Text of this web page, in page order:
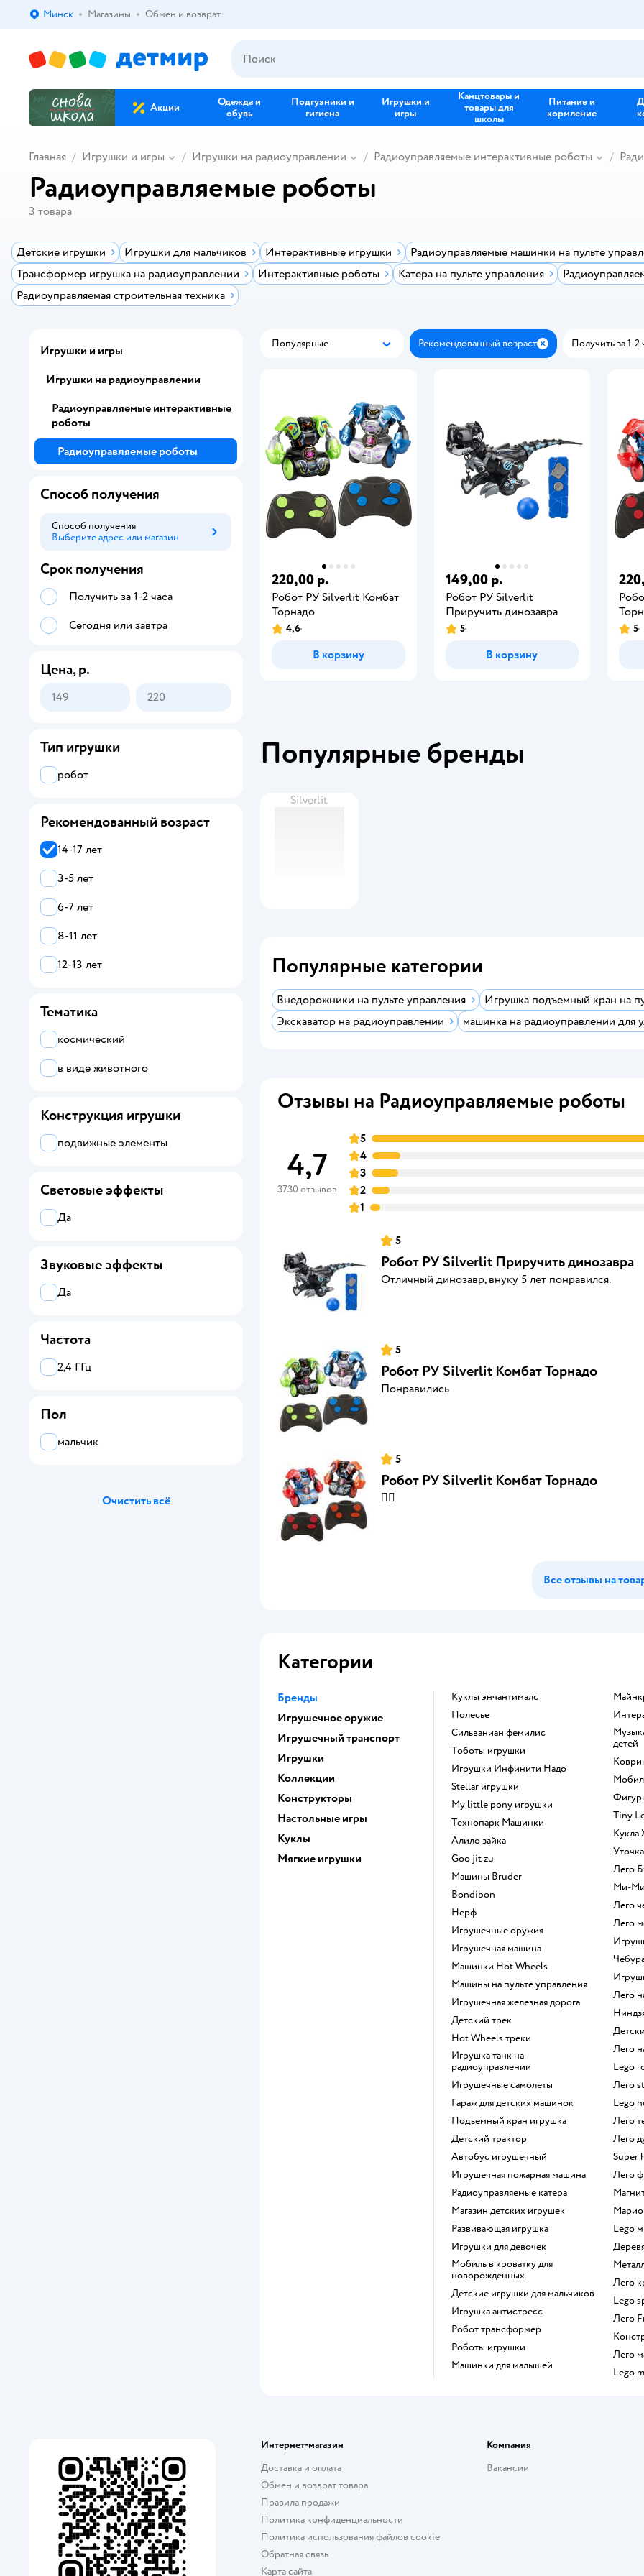
Выбор адреса доставки.
Минск Магазины Обмен и возврат
Акции
Одежда и
обувь
Подгузники и
гигиена
Игрушки и
игры
Канцтовары и
товары для
школы
Питание и
кормление
Главная Игрушки и игры Игрушки на радиоуправлении Радиоуправляемые интерактивные роботы
Радиоуправляемые роботы
3 товара
Детские игрушки Игрушки для мальчиков Интерактивные игрушки
Радиоуправляемые машинки на пульте
Трансформер игрушка на радиоуправлении
Интерактивные роботы Катера на пульте управления
Радиоуправляемая строительная техника
Популярные
Популярные Рекомендованный возраст ЗакрытьПолучить за 1-2
220,00 р.
Робот РУ Silverlit Комбат
Торнадо
4,6
В корзину
149,00 р.
Робот РУ Silverlit
Приручить динозавра
5
В корзину
5
Популярные бренды
Silverlit
Популярные категории
Внедорожники на пульте управления
Игрушка подъемный кран на
Экскаватор на радиоуправлении
машинка на радиоуправлении для
Отзывы на Радиоуправляемые роботы
4,7
3730 отзывов
5
4
3
2
1
5
Робот РУ Silverlit Приручить динозавра
Отличный динозавр, внуку 5 лет понравился.
5
Робот РУ Silverlit Комбат Торнадо
Понравились
5
Робот РУ Silverlit Комбат Торнадо
👍🏻
Все отзывы на
Категории
Бренды
Игрушечное оружие
Игрушечный транспорт
Игрушки
Коллекции
Конструкторы
Настольные игры
Куклы
Мягкие игрушки
Куклы энчантималс
Полесье
Сильваниан фемилис
Тоботы игрушки
Игрушки Инфинити Надо
Stellar игрушки
my little pony игрушки
Технопарк Машинки
Алило зайка
Goo jit zu
Машины Bruder
Bondibon
Нерф
Игрушечные оружия
Игрушечная машина
Машинки Hot Wheels
Машины на пульте управления
Игрушечная железная дорога
Детский трек
Hot Wheels треки
Игрушка танк на
радиоуправлении
Игрушечные самолеты
Гараж для детских машинок
Подъемный кран игрушка
Детский трактор
Автобус игрушечный
Игрушечная пожарная машина
Радиоуправляемые катера
Магазин детских игрушек
Развивающая игрушка
Игрушки для девочек
Мобиль в кроватку для
новорожденных
Детские игрушки для мальчиков
Игрушка антистресс
Робот трансформер
Роботы игрушки
Машинки для малышей
Музыкальные инструменты для
детей
Tiny
Лего
Ми-
Лего
Лего
Лего
Лего
Lego
Лего
Lego
Лего
Лего
Super
Лего
Lego
Лего
Lego
Лего
Лего
Lego
Игрушки и игры
Игрушки на радиоуправлении
Радиоуправляемые интерактивные
роботы
Радиоуправляемые роботы
Способ получения
Способ получения
Выберите адрес или магазин
Способ получения
Срок получения
Получить за 1-2 часа
Сегодня или завтра
Цена, р.
Тип игрушки
робот
Рекомендованный возраст
14-17 лет
3-5 лет
6-7 лет
8-11 лет
12-13 лет
Тематика
космический
в виде животного
Конструкция игрушки
подвижные элементы
Световые эффекты
Да
Звуковые эффекты
Да
Частота
2,4 ГГц
Пол
мальчик
Очистить всё
Интернет-магазин
Доставка и оплата
Обмен и возврат товара
Правила продажи
Политика конфиденциальности
Политика использования файлов cookie
Обратная связь
Карта сайта
Компания
Вакансии